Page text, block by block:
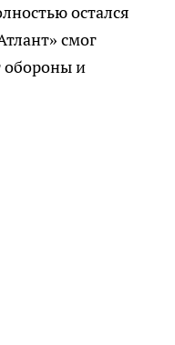
остался
смог
обороны и